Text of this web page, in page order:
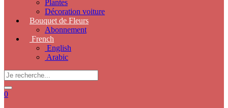
Plantes
Décoration voiture
Bouquet de Fleurs
Abonnement
French
English
Arabic
0